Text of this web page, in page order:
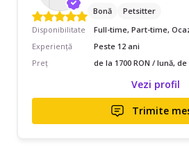
Bonă
Petsitter
Disponibilitate
Full-time, Part-time,
Experiență
Peste 12 ani
Preț
de la 1700 RON / lună,
Vezi profil
Trimite